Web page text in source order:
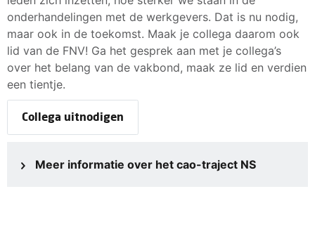
onderhandelingen met de werkgevers. Dat is nu nodig,
maar ook in de toekomst. Maak je collega daarom ook
lid van de FNV! Ga het gesprek aan met je collega’s
over het belang van de vakbond, maak ze lid en verdien
een tientje.
Collega uitnodigen
Meer informatie over het cao-traject NS